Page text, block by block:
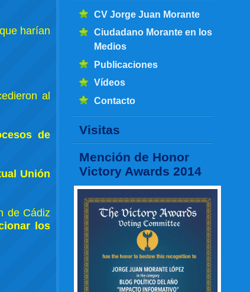
CV Jorge Juan Morante
Ciudadano Morante en los
Medios
Publicaciones
Vídeos
Contacto
Visitas
Mención de Honor
Victory Awards 2014
que harían
al
de
Unión
de Cádiz
los